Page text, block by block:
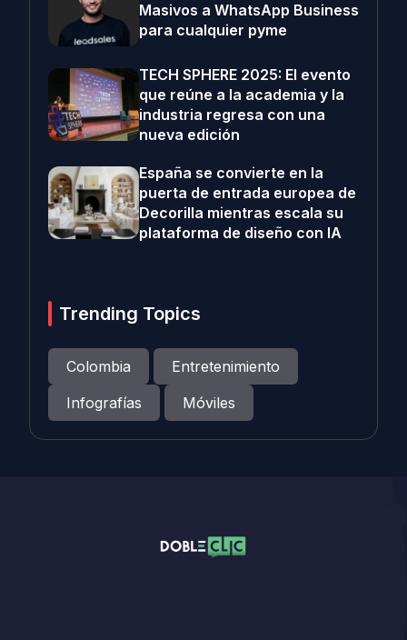
Masivos a WhatsApp Business
para cualquier pyme
TECH SPHERE 2025: El evento
que reúne a la academia y la
industria regresa con una
nueva edición
España se convierte en la
puerta de entrada europea de
Decorilla mientras escala su
plataforma de diseño con IA
Trending Topics
Colombia
Entretenimiento
Infografías
Móviles